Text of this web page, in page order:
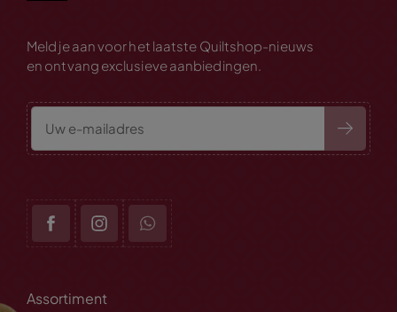
Meld je aan voor het laatste Quiltshop-nieuws
en ontvang exclusieve aanbiedingen.
Assortiment